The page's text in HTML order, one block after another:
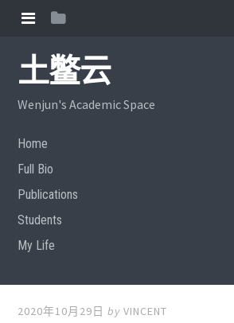
土鳖云
Wenjun's Academic Space
Home
Full Bio
Publications
Students
My Life
2020年10月29日 byVINCENT